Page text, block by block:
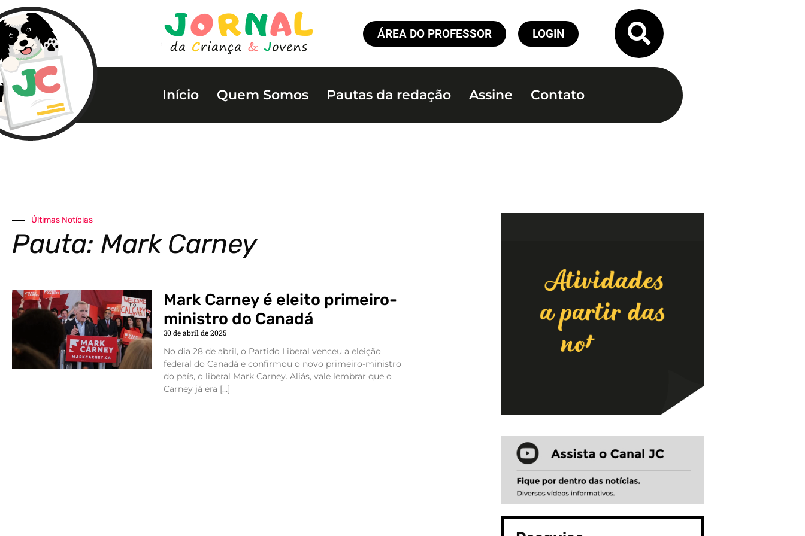
ÁREA DO PROFESSOR LOGIN
Início Quem Somos Pautas da redação Assine Contato
Últimas Notícias
Pauta: Mark Carney
Mark Carney é eleito primeiro-
ministro do Canadá
30 de abril de 2025
No dia 28 de abril, o Partido Liberal venceu a eleição
federal do Canadá e confirmou o novo primeiro-ministro
do país, o liberal Mark Carney. Aliás, vale lembrar que o
Carney já era […]